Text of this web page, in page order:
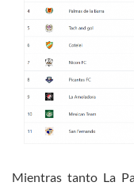
Mientras tanto La